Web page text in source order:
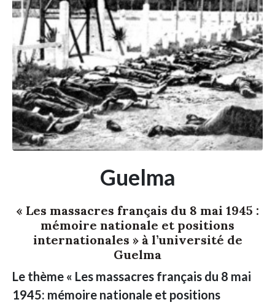
Guelma
« Les massacres français du 8 mai 1945 :
mémoire nationale et positions
internationales » à l’université de
Guelma
Le thème « Les massacres français du 8 mai
1945: mémoire nationale et positions